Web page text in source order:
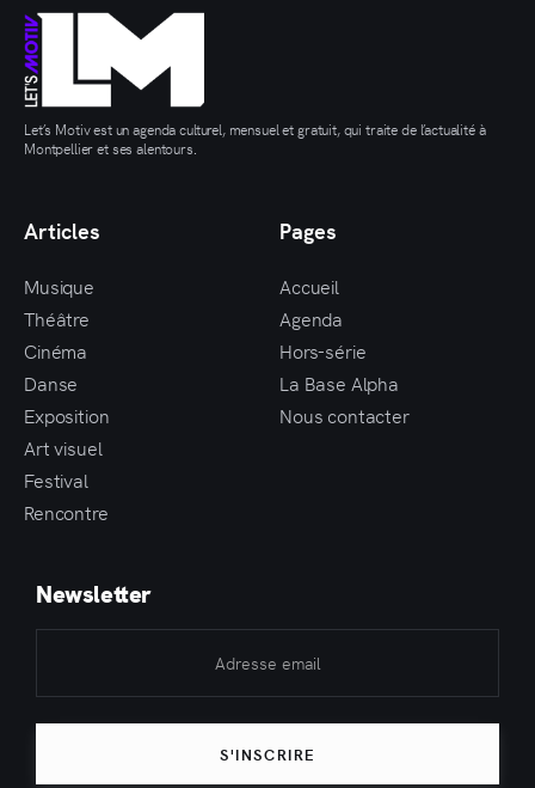
Let’s Motiv est un agenda culturel, mensuel et gratuit, qui traite de l’actualité à
Montpellier et ses alentours.
Articles
Musique
Théâtre
Cinéma
Danse
Exposition
Art visuel
Festival
Rencontre
Pages
Accueil
Agenda
Hors-série
La Base Alpha
Nous contacter
Newsletter
S'INSCRIRE